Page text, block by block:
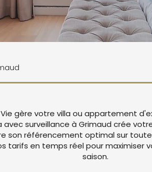
gère votre villa ou appartement
avec surveillance à Grimaud crée
son référencement optimal sur
tarifs en temps réel pour maximiser
saison.